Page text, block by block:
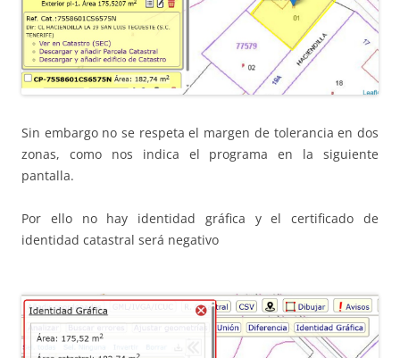
Sin embargo no se respeta el margen de tolerancia en dos
zonas, como nos indica el programa en la siguiente
pantalla.
Por ello no hay identidad gráfica y el certificado de
identidad catastral será negativo